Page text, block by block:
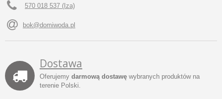
570 018 537 (Iza)
bok@domiwoda.pl
Dostawa
Oferujemy darmową dostawę wybranych produktów na
terenie Polski.